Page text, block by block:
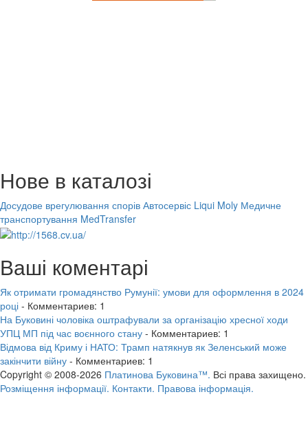
Нове в каталозі
Досудове врегулювання спорів Автосервіс Liqui Moly Медичне
транспортування MedTransfer
Ваші коментарі
Як отримати громадянство Румунії: умови для оформлення в 2024
році - Комментариев: 1
На Буковині чоловіка оштрафували за організацію хресної ходи
УПЦ МП під час воєнного стану - Комментариев: 1
Відмова від Криму і НАТО: Трамп натякнув як Зеленський може
закінчити війну - Комментариев: 1
Copyright © 2008-2026 Платинова Буковина™. Всі права захищено.
Розміщення інформації. Контакти. Правова інформація.